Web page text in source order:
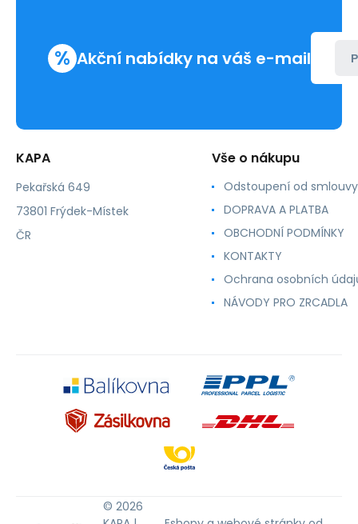
% Akční nabídky na váš e-mail
KAPA
Pekařská 649
73801 Frýdek-Místek
ČR
Vše o nákupu
Odstoupení od smlouvy
DOPRAVA A PLATBA
OBCHODNÍ PODMÍNKY
KONTAKTY
Ochrana osobních
NÁVODY PRO ZRCADLA
© 2026